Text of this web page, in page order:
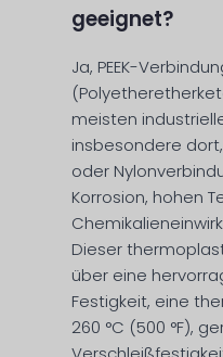
geeignet?
Ja, PEEK-
meisten
insbesondere
oder
Korrosion, hohen
Dieser
über eine
Festigkeit, eine
260 °C (500 °F),